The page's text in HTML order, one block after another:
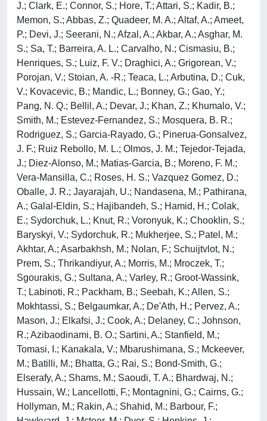
J.; Clark, E.; Connor, S.; Hore, T.; Attari, S.; Kadir, B.;
Memon, S.; Abbas, Z.; Quadeer, M. A.; Altaf, A.; Ameet,
P.; Devi, J.; Seerani, N.; Afzal, A.; Akbar, A.; Asghar, M.
S.; Sa, T.; Barreira, A. L.; Carvalho, N.; Cismasiu, B.;
Henriques, S.; Luiz, F. V.; Draghici, A.; Grigorean, V.;
Porojan, V.; Stoian, A. -R.; Teaca, L.; Arbutina, D.; Cuk,
V.; Kovacevic, B.; Mandic, L.; Bonney, G.; Gao, Y.;
Pang, N. Q.; Bellil, A.; Devar, J.; Khan, Z.; Khumalo, V.;
Smith, M.; Estevez-Fernandez, S.; Mosquera, B. R.;
Rodriguez, S.; Garcia-Rayado, G.; Pinerua-Gonsalvez,
J. F.; Ruiz Rebollo, M. L.; Olmos, J. M.; Tejedor-Tejada,
J.; Diez-Alonso, M.; Matias-Garcia, B.; Moreno, F. M.;
Vera-Mansilla, C.; Roses, H. S.; Vazquez Gomez, D.;
Oballe, J. R.; Jayarajah, U.; Nandasena, M.; Pathirana,
A.; Galal-Eldin, S.; Hajibandeh, S.; Hamid, H.; Colak,
E.; Sydorchuk, L.; Knut, R.; Voronyuk, K.; Chooklin, S.;
Baryskyi, V.; Sydorchuk, R.; Mukherjee, S.; Patel, M.;
Akhtar, A.; Asarbakhsh, M.; Nolan, F.; Schuijtvlot, N.;
Prem, S.; Thrikandiyur, A.; Morris, M.; Mroczek, T.;
Sgourakis, G.; Sultana, A.; Varley, R.; Groot-Wassink,
T.; Labinoti, R.; Packham, B.; Seebah, K.; Allen, S.;
Mokhtassi, S.; Belgaumkar, A.; De'Ath, H.; Pervez, A.;
Mason, J.; Elkafsi, J.; Cook, A.; Delaney, C.; Johnson,
R.; Azibaodinami, B. O.; Sartini, A.; Stanfield, M.;
Tomasi, I.; Kanakala, V.; Mbarushimana, S.; Mckeever,
M.; Batilli, M.; Bhatta, G.; Rai, S.; Bond-Smith, G.;
Elserafy, A.; Shams, M.; Saoudi, T. A.; Bhardwaj, N.;
Hussain, W.; Lancellotti, F.; Montagnini, G.; Cairns, G.;
Hollyman, M.; Rakin, A.; Shahid, M.; Barbour, F.;